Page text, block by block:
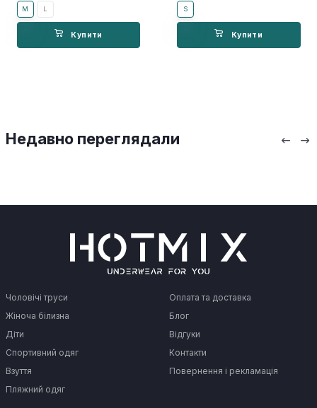
M L
Купити
S
Купити
Недавно переглядали
Чоловічі труси
Жіноча білизна
Діти
Спортивний одяг
Взуття
Пляжний одяг
Оплата та доставка
Блог
Відгуки
Контакти
Повернення і рекламація